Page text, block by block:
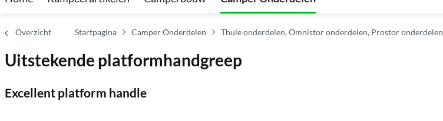
Overzicht Startpagina Camper Onderdelen Thule onderdelen, Omnistor onderdelen, Prostor onderdelen
Uitstekende platformhandgreep
Excellent platform handle